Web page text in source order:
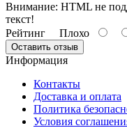
Внимание: HTML не
текст!
Рейтинг Плохо
Оставить отзыв
Информация
Контакты
Доставка и оплата
Политика
Условия